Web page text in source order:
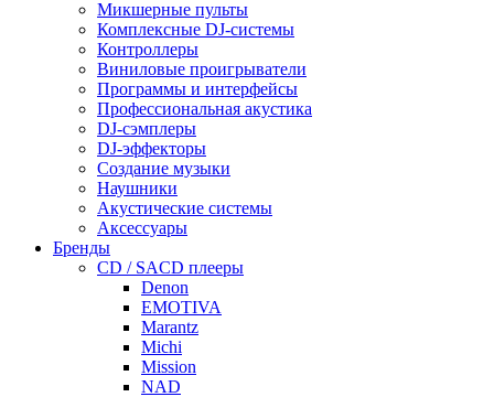
Микшерные пульты
Комплексные DJ-системы
Контроллеры
Виниловые проигрыватели
Программы и интерфейсы
Профессиональная акустика
DJ-сэмплеры
DJ-эффекторы
Создание музыки
Наушники
Акустические системы
Аксессуары
Бренды
CD / SACD плееры
Denon
EMOTIVA
Marantz
Michi
Mission
NAD